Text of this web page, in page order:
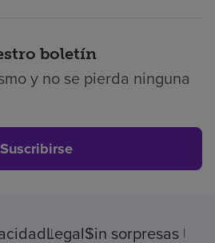
boletín
y no se pierda ninguna
Suscribirse
LegalSin sorpresas